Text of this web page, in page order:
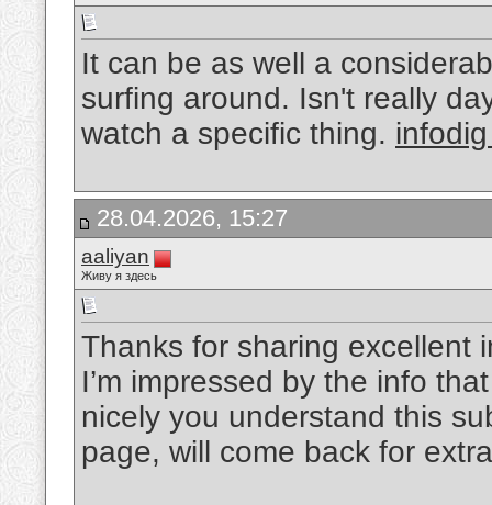
It can be as well a
surfing around. Isn't really
watch a specific thing.
28.04.2026, 15:27
aaliyan
Живу я здесь
Thanks for sharing excellent
I’m impressed by the info
nicely you understand this
page, will come back for